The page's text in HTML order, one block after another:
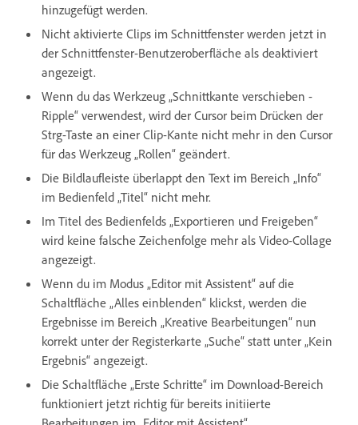
hinzugefügt werden.
Nicht aktivierte Clips im Schnittfenster werden jetzt in
der Schnittfenster-Benutzeroberfläche als deaktiviert
angezeigt.
Wenn du das Werkzeug „Schnittkante verschieben -
Ripple“ verwendest, wird der Cursor beim Drücken der
Strg-Taste an einer Clip-Kante nicht mehr in den Cursor
für das Werkzeug „Rollen“ geändert.
Die Bildlaufleiste überlappt den Text im Bereich „Info“
im Bedienfeld „Titel“ nicht mehr.
Im Titel des Bedienfelds „Exportieren und Freigeben“
wird keine falsche Zeichenfolge mehr als Video-Collage
angezeigt.
Wenn du im Modus „Editor mit Assistent“ auf die
Schaltfläche „Alles einblenden“ klickst, werden die
Ergebnisse im Bereich „Kreative Bearbeitungen“ nun
korrekt unter der Registerkarte „Suche“ statt unter „Kein
Ergebnis“ angezeigt.
Die Schaltfläche „Erste Schritte“ im Download-Bereich
funktioniert jetzt richtig für bereits initiierte